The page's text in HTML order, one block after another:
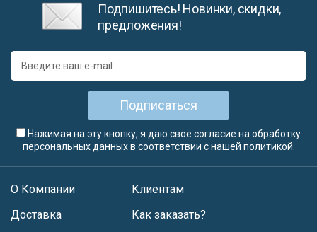
Подпишитесь! Новинки, скидки,
предложения!
Подписаться
Нажимая на эту кнопку, я даю свое согласие на обработку
персональных данных в соответствии с нашей политикой
О Компании
Доставка
Клиентам
Как заказать?